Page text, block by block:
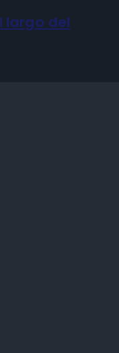
largo del